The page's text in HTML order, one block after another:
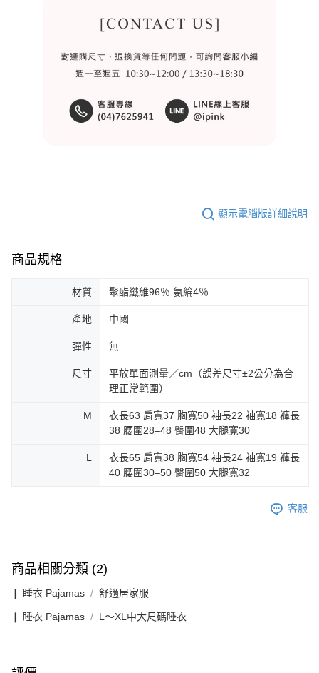
顯示電腦版詳細說明
商品規格
材質 聚酯纖維96％ 氨綸4％
產地 中國
彈性 無
尺寸
平放單面測量／cm（誤差尺寸±2公分為合
理正常範圍）
M
衣長63 肩寬37 胸寬50 袖長22 袖寬18 褲長
38 腰圍28–48 臀圍48 大腿寬30
L
衣長65 肩寬38 胸寬54 袖長24 袖寬19 褲長
40 腰圍30–50 臀圍50 大腿寬32
客服
商品相關分類 (2)
❙ 睡衣 Pajamas 舒適居家服
❙ 睡衣 Pajamas L〜XL中大尺碼睡衣